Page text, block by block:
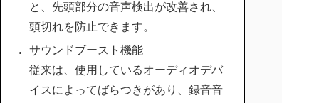
と、先頭部分の音声検出が改善され、
頭切れを防止できます。
サウンドブースト機能
従来は、使用しているオーディオデバ
イスによってばらつきがあり、録音音